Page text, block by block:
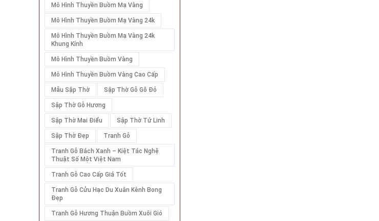
Mô Hình Thuyền Buồm Mạ Vàng
Mô Hình Thuyền Buồm Mạ Vàng 24k
Mô Hình Thuyền Buồm Mạ Vàng 24k
Khung Kính
Mô Hình Thuyền Buồm Vàng
Mô Hình Thuyền Buồm Vàng Cao Cấp
Mẫu Sập Thờ Sập Thờ Gỗ Gõ Đỏ
Sập Thờ Gỗ Hương
Sập Thờ Mai Điểu Sập Thờ Tứ Linh
Sập Thờ Đẹp Tranh Gỗ
Tranh Gỗ Bách Xanh – Kiệt Tác Nghệ
Thuật Số Một Việt Nam
Tranh Gỗ Cao Cấp Giá Tốt
Tranh Gỗ Cửu Hạc Du Xuân Kênh Bong
Đẹp
Tranh Gỗ Hương Thuận Buồm Xuôi Gió